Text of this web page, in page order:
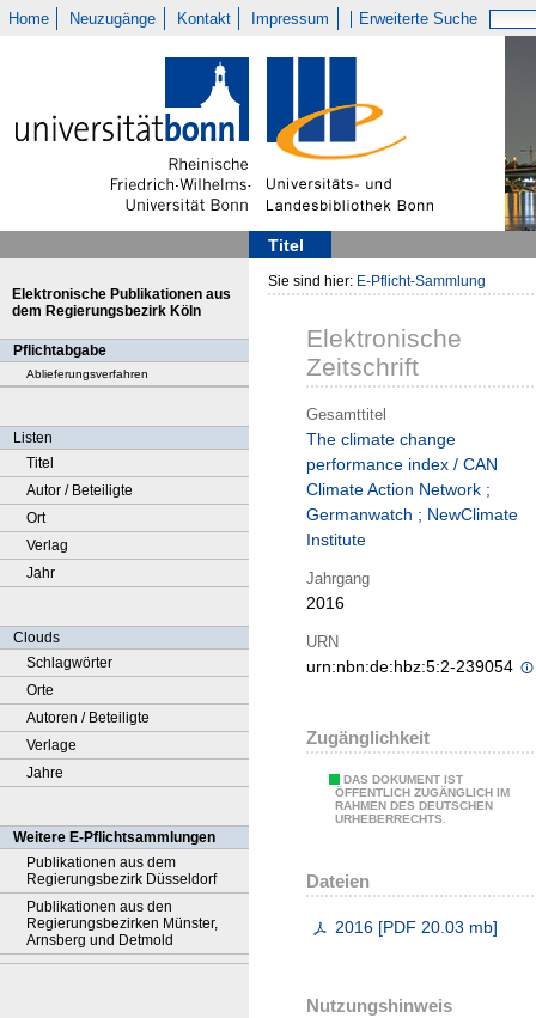
Home Neuzugänge Kontakt Impressum Erweiterte Suche
Titel
Elektronische Publikationen aus
dem Regierungsbezirk Köln
Pflichtabgabe
Ablieferungsverfahren
Listen
Titel
Autor / Beteiligte
Ort
Verlag
Jahr
Clouds
Schlagwörter
Orte
Autoren / Beteiligte
Verlage
Jahre
Weitere E-Pflichtsammlungen
Publikationen aus dem
Regierungsbezirk Düsseldorf
Publikationen aus den
Regierungsbezirken Münster,
Arnsberg und Detmold
Sie sind hier: E-Pflicht-Sammlung
Elektronische
Zeitschrift
Gesamttitel
The climate change
performance index / CAN
Climate Action Network ;
Germanwatch ; NewClimate
Institute
Jahrgang
2016
URN
urn:nbn:de:hbz:5:2-239054
Zugänglichkeit
DAS DOKUMENT IST
ÖFFENTLICH ZUGÄNGLICH IM
RAHMEN DES DEUTSCHEN
URHEBERRECHTS.
Dateien
2016 [PDF 20.03 mb]
Nutzungshinweis